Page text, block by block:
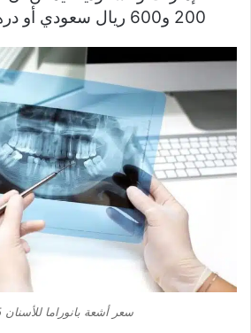
200 و600 ريال سعودي أو درهم إماراتي.
سعر أشعة بانوراما للأسنان 2025